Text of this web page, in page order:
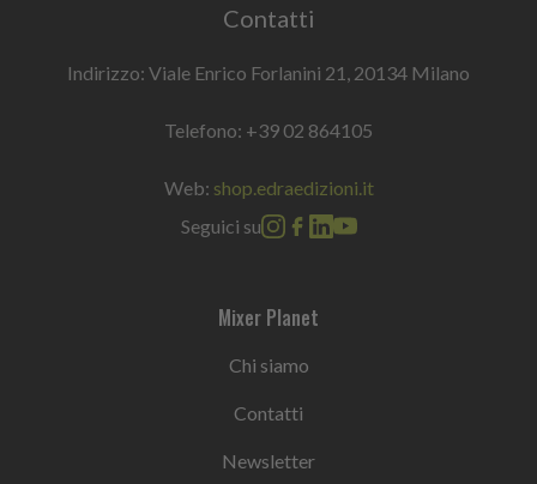
Contatti
Indirizzo: Viale Enrico Forlanini 21, 20134 Milano
Telefono: +39 02 864105
Web: shop.edraedizioni.it
Seguici su
Mixer Planet
Chi siamo
Contatti
Newsletter